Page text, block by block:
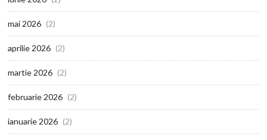
mai 2026 (2)
aprilie 2026 (2)
martie 2026 (2)
februarie 2026 (2)
ianuarie 2026 (2)